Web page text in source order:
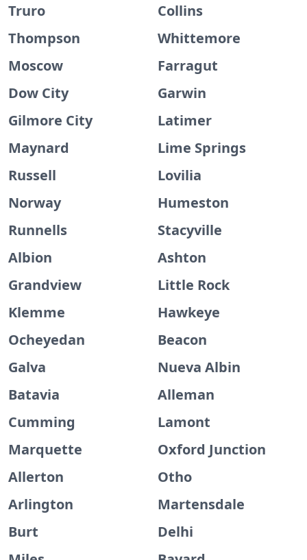
Truro
Collins
Thompson
Whittemore
Moscow
Farragut
Dow City
Garwin
Gilmore City
Latimer
Maynard
Lime Springs
Russell
Lovilia
Norway
Humeston
Runnells
Stacyville
Albion
Ashton
Grandview
Little Rock
Klemme
Hawkeye
Ocheyedan
Beacon
Galva
Nueva Albin
Batavia
Alleman
Cumming
Lamont
Marquette
Oxford Junction
Allerton
Otho
Arlington
Martensdale
Burt
Delhi